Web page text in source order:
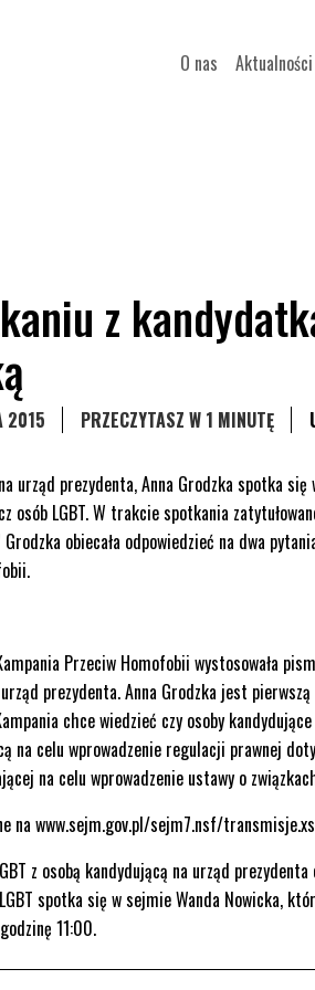
O nas Aktualności
z
2015 PRZECZYTASZ W 1 MINUTĘ
urząd prezydenta, Anna Grodzka spotka
osób LGBT. W trakcie spotkania
Grodzka obiecała odpowiedzieć na dwa
Przeciw Homofobii wystosowała
prezydenta. Anna Grodzka jest
chce wiedzieć czy osoby
na celu wprowadzenie regulacji prawnej
na celu wprowadzenie ustawy o
na www.sejm.gov.pl/sejm7.nsf/
z osobą kandydującą na urząd
spotka się w sejmie Wanda Nowicka,
11:00.